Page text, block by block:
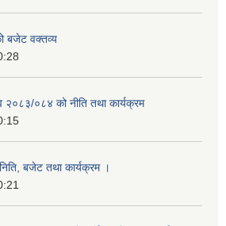
बजेट वक्तव्य
२०८३/०८४ को नीति तथा कार्यक्रम
बजेट तथा कार्यक्रम ।